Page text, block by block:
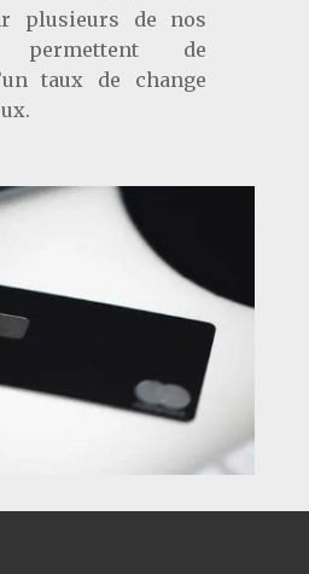
plusieurs de nos
permettent de
taux de change